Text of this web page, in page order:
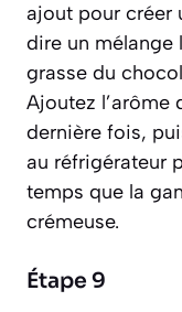
ajout pour créer
dire un mélange
grasse du
Ajoutez l’arôme
dernière fois,
au réfrigérateur
temps que la
crémeuse.
Étape 9